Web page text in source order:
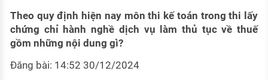
CÔNG TY
Danh sách nhà tuyển dụng
Nhà tuyển dụng hàng đầu
Mẫu CV đơn giản
Mẫu CV hiện đại
Thuế thu nhập
Hồ sơ biểu mẫu
Theo quy định hiện nay môn thi kế toán trong thi lấy
chứng chỉ hành nghề dịch vụ làm thủ tục về thuế
gồm những nội dung gì?
Đăng bài: 14:52 30/12/2024